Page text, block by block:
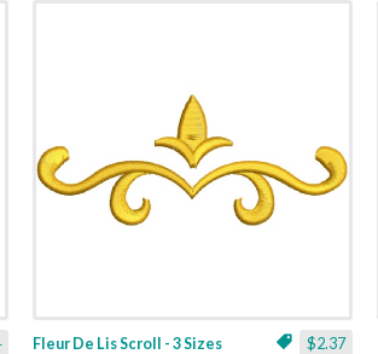
$2.37
Fleur De Lis Scroll - 3 Sizes